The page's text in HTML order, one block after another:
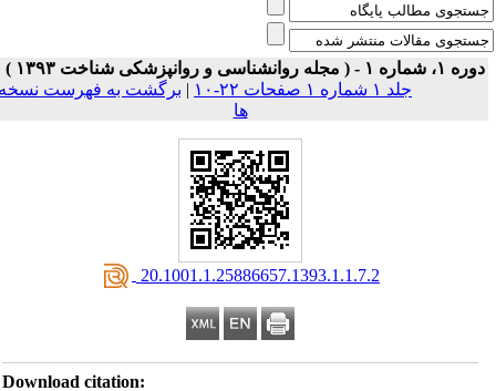
شماره ۱ - ( مجله روانشناسی و روانپزشکی شناخت ۱۳۹۳ )
جلد ۱ شماره ۱ صفحات ۲۲-۱۰
| برگشت به فهرست نسخه
ها
‎ 20.1001.1.25886657.1393.1.1.7.2
Download citation: